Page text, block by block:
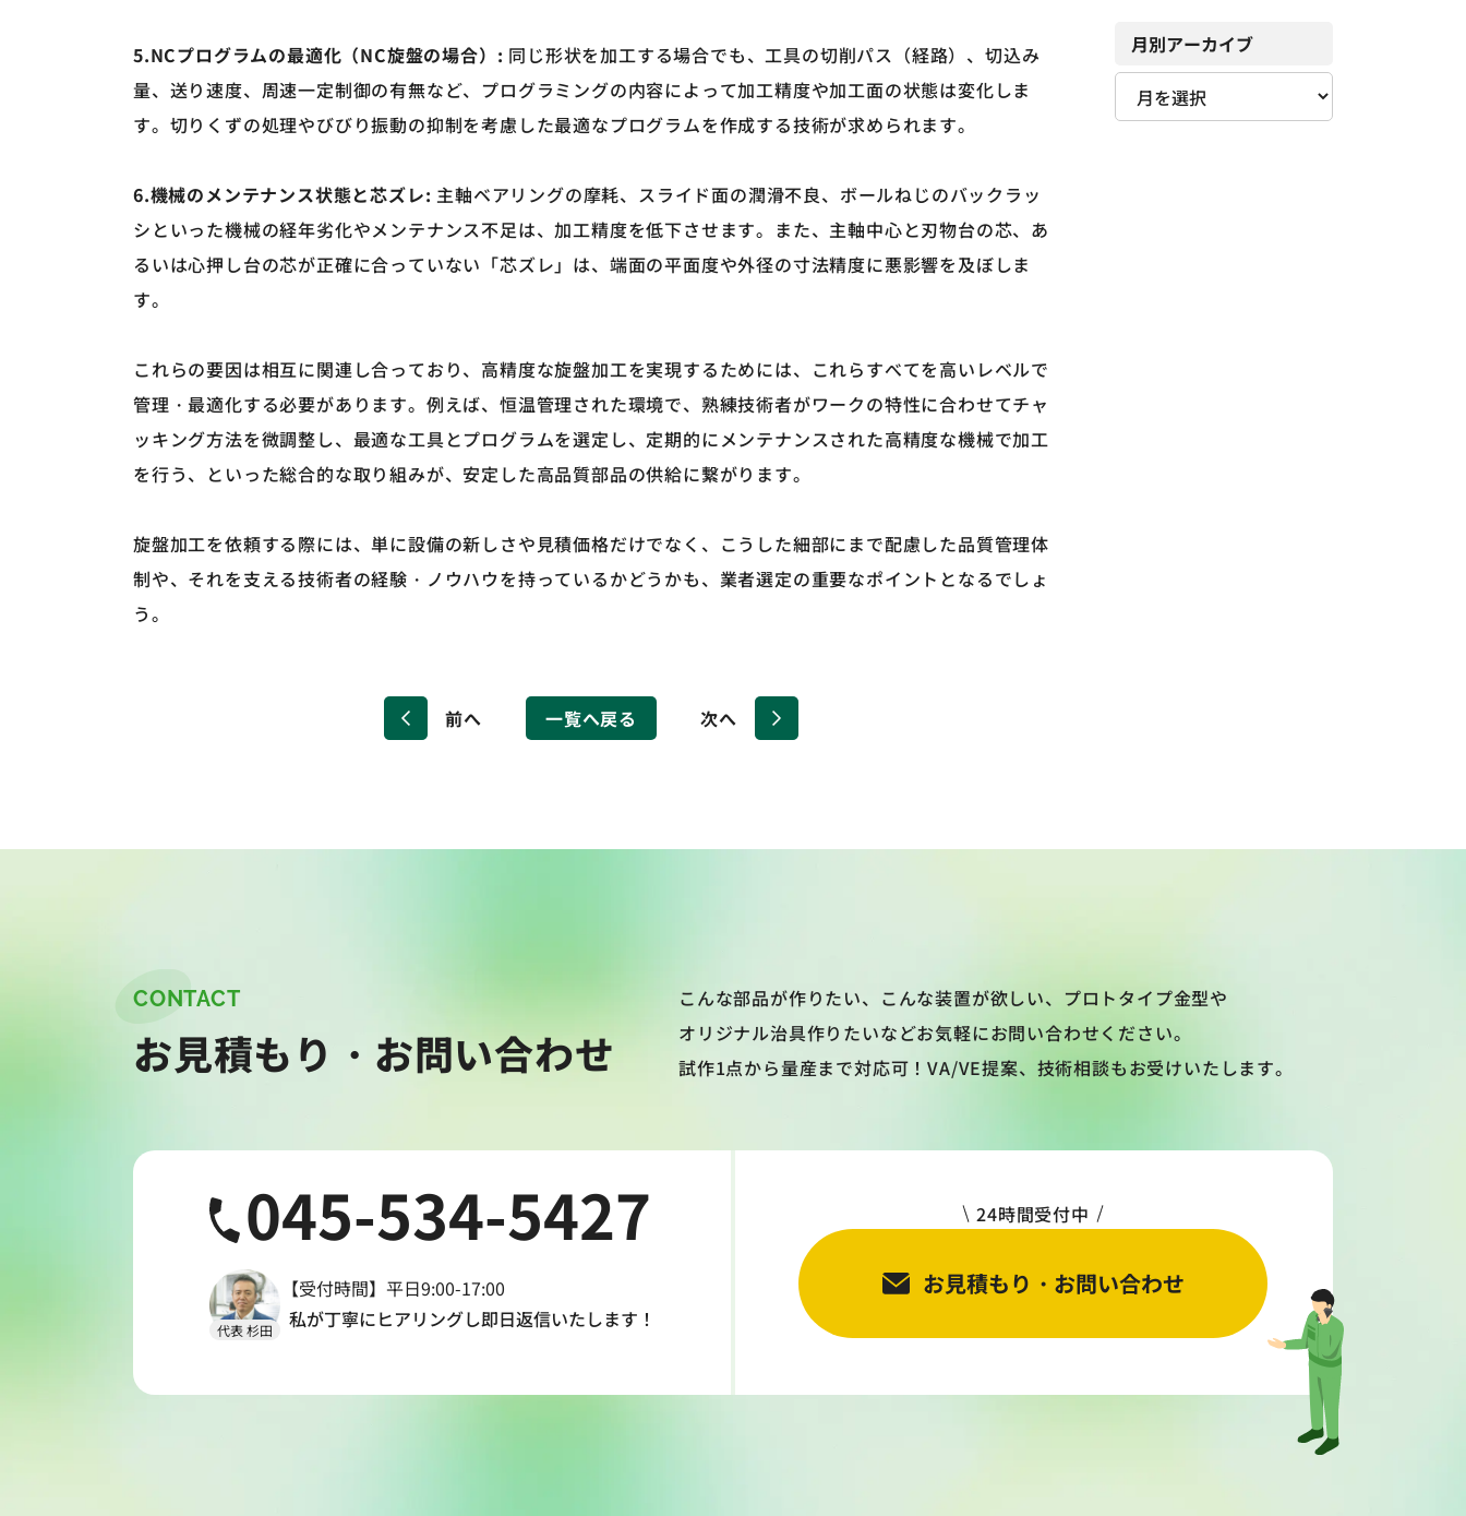
5.NCプログラムの最適化（NC旋盤の場合） : 同じ形状を加工する場合でも、工具の切削パス（経路）、切込み
量、送り速度、周速一定制御の有無など、プログラミングの内容によって加工精度や加工面の状態は変化しま
す。切りくずの処理やびびり振動の抑制を考慮した最適なプログラムを作成する技術が求められます。
6.機械のメンテナンス状態と芯ズレ: 主軸ベアリングの摩耗、スライド面の潤滑不良、ボールねじのバックラッ
シといった機械の経年劣化やメンテナンス不足は、加工精度を低下させます。また、主軸中心と刃物台の芯、あ
るいは心押し台の芯が正確に合っていない「芯ズレ」は、端面の平面度や外径の寸法精度に悪影響を及ぼしま
す。
これらの要因は相互に関連し合っており、高精度な旋盤加工を実現するためには、これらすべてを高いレベルで
管理・最適化する必要があります。例えば、恒温管理された環境で、熟練技術者がワークの特性に合わせてチャ
ッキング方法を微調整し、最適な工具とプログラムを選定し、定期的にメンテナンスされた高精度な機械で加工
を行う、といった総合的な取り組みが、安定した高品質部品の供給に繋がります。
旋盤加工を依頼する際には、単に設備の新しさや見積価格だけでなく、こうした細部にまで配慮した品質管理体
制や、それを支える技術者の経験・ノウハウを持っているかどうかも、業者選定の重要なポイントとなるでしょ
う。
前へ 一覧へ戻る 次へ
月別アーカイブ
CONTACT
お見積もり・お問い合わせ
こんな部品が作りたい、こんな装置が欲しい、プロトタイプ金型や
オリジナル治具作りたいなどお気軽にお問い合わせください。
試作1点から量産まで対応可！VA/VE提案、技術相談もお受けいたします。
045-534-5427
代表 杉田
【受付時間】平日9:00-17:00
私が丁寧にヒアリングし即日返信いたします！
24時間受付中
お見積もり・お問い合わせ